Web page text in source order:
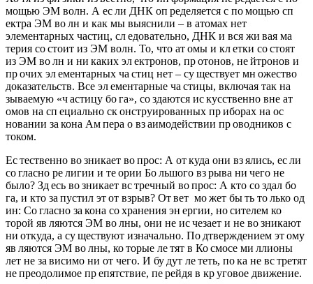
мощью ЭМ волн. А ес ли ДНК оп ределяется с по мощью сп
ектра ЭМ во лн и как мы выяснили – в атомах нет
элементарных частиц, сл едовательно, ДНК и вся жи вая ма
терия со стоит из ЭМ волн. То, что ат омы и кл етки со стоят
из ЭМ во лн и ни каких эл ектронов, пр отонов, не йтронов и
пр очих эл ементарных ча стиц нет – су ществует мн ожество
доказательств. Все эл ементарные ча стицы, включая так на
зываемую «ч астицу бо га», со здаются ис кусственно вне ат
омов на сп ециально ск онструированных пр иборах на ос
новании за кона Ам пера о вз аимодействии пр оводников с
током.
Ес тественно во зникает во прос: А от куда они вз ялись, ес ли
со гласно ре лигии и те ории Бо льшого вз рыва ни чего не
было? Зд есь во зникает вс тречный во прос: А кто со здал бо
га, и кто за пустил эт от взрыв? От вет мо жет бы ть то лько од
ин: Со гласно за кона со хранения эн ергии, но сителем ко
торой яв ляются ЭМ во лны, они не ис чезает и не во зникают
ни откуда, а су ществуют изначально. По дтверждением эт ому
яв ляются ЭМ во лны, ко торые ле тят в Ко смосе ми ллионы
лет не за висимо ни от чего. И бу дут ле теть, по ка не вс третят
не преодолимое пр епятствие, пе рейдя в кр уговое движение.